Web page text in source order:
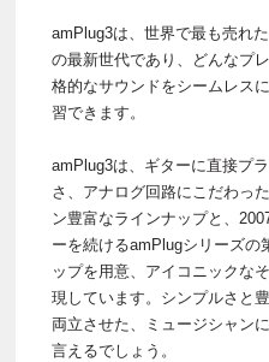
amPlug3は、世界で最も売れ
の最新世代であり、どんなプ
格的なサウンドをシームレス
習できます。
amPlug3は、ギターに直接プ
さ、アナログ回路にこだわっ
ン豊富なラインナップと、
ーを続けるamPlugシリーズの
ップを用意、アイコニックな
現しています。シンプルさと
両立させた、ミュージシャン
言えるでしょう。